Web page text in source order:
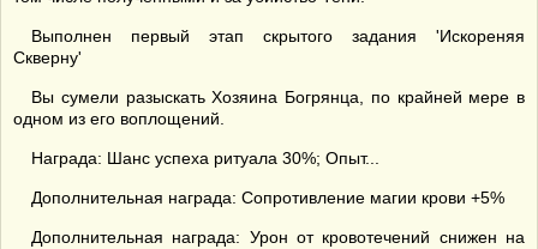
Выполнен первый этап скрытого задания 'Искореняя
Скверну'
Вы сумели разыскать Хозяина Богрянца, по крайней мере в
одном из его воплощений.
Награда: Шанс успеха ритуала 30%; Опыт...
Дополнительная награда: Сопротивление магии крови +5%
Дополнительная награда: Урон от кровотечений снижен на